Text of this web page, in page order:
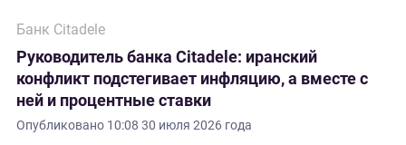
Банк Citadele
Руководитель банка Citadele: иранский
конфликт подстегивает инфляцию, а вместе с
ней и процентные ставки
Опубликовано 10:08 30 июля 2026 года